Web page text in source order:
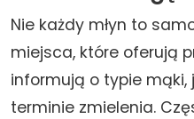
Nie każdy młyn to
miejsca, które oferują
informują o typie mąki,
terminie zmielenia.